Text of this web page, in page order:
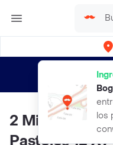
los
envíos
2 Mini Base
Pasteles 12